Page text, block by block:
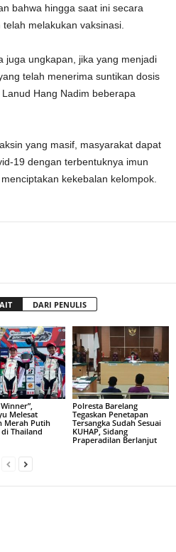
bahwa hingga saat ini secara
melakukan vaksinasi.
juga ungkapan, jika yang menjadi
telah menerima suntikan dosis
Hang Nadim beberapa
yang masif, masyarakat dapat
19 dengan terbentuknya imun
kekebalan kelompok.
DARI PENULIS
Melesat
Merah Putih
di Thailand
Polresta Barelang
Tegaskan Penetapan
Tersangka Sudah Sesuai
KUHAP, Sidang
Praperadilan Berlanjut